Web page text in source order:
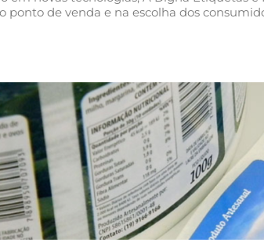
de venda e na escolha dos